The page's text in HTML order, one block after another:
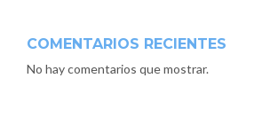
COMENTARIOS RECIENTES
No hay comentarios que mostrar.